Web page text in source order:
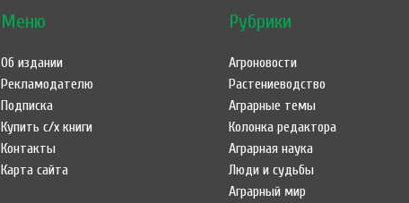
Меню
Об издании
Рекламодателю
Подписка
Купить с/х книги
Контакты
Карта сайта
Рубрики
Агроновости
Растениеводство
Аграрные темы
Колонка редактора
Аграрная наука
Люди и судьбы
Аграрный мир